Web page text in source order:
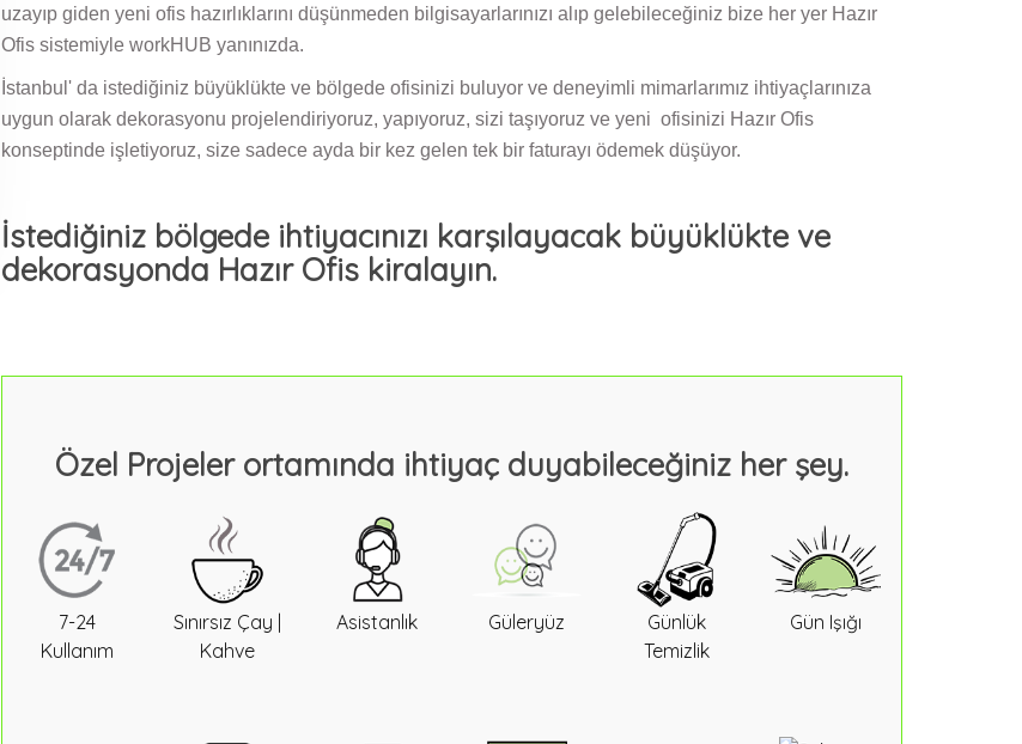
uzayıp giden yeni ofis hazırlıklarını düşünmeden bilgisayarlarınızı alıp gelebileceğiniz bize her yer Hazır
Ofis sistemiyle workHUB yanınızda.
İstanbul' da istediğiniz büyüklükte ve bölgede ofisinizi buluyor ve deneyimli mimarlarımız ihtiyaçlarınıza
uygun olarak dekorasyonu projelendiriyoruz, yapıyoruz, sizi taşıyoruz ve yeni ofisinizi Hazır Ofis
konseptinde işletiyoruz, size sadece ayda bir kez gelen tek bir faturayı ödemek düşüyor.
İstediğiniz bölgede ihtiyacınızı karşılayacak büyüklükte ve
dekorasyonda Hazır Ofis kiralayın.
Özel Projeler ortamında ihtiyaç duyabileceğiniz her şey.
7-24
Kullanım
Sınırsız Çay |
Kahve
Asistanlık Güleryüz
Günlük
Temizlik
Gün Işığı